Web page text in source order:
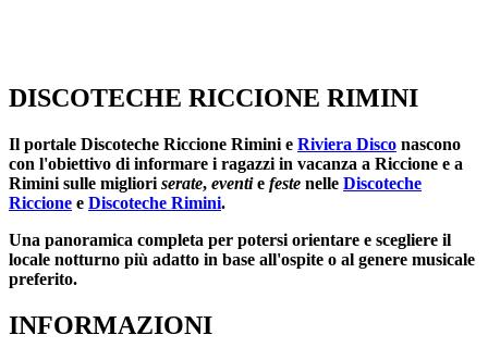
DISCOTECHE RICCIONE RIMINI
Il portale Discoteche Riccione Rimini e Riviera Disco nascono
con l'obiettivo di informare i ragazzi in vacanza a Riccione e a
Rimini sulle migliori serate, eventie feste nelle Discoteche
Riccione e Discoteche Rimini.
Una panoramica completa per potersi orientare e scegliere il
locale notturno più adatto in base all'ospite o al genere musicale
preferito.
INFORMAZIONI